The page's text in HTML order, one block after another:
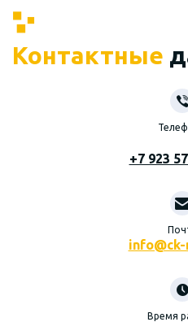
Контактные
+7 923
Время